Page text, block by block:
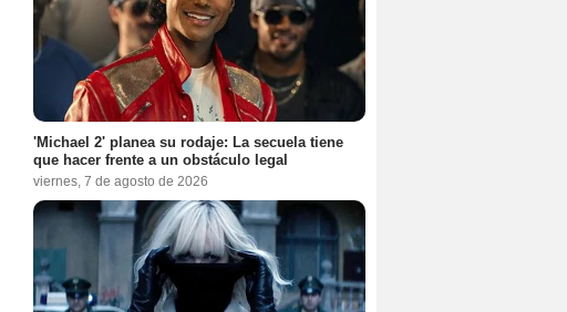
'Michael 2' planea su rodaje: La secuela tiene
que hacer frente a un obstáculo legal
viernes, 7 de agosto de 2026